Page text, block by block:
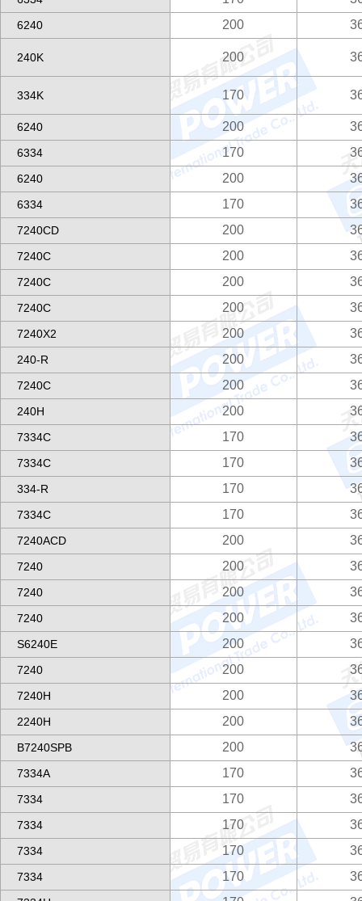
6240 200
240K 200
334K 170
6240 200
6334 170
6240 200
6334 170
7240CD 200
7240C 200
7240C 200
7240C 200
7240X2 200
240-R 200
7240C 200
240H 200
7334C 170
7334C 170
334-R 170
7334C 170
7240ACD 200
7240 200
7240 200
7240 200
S6240E 200
7240 200
7240H 200
2240H 200
B7240SPB 200
7334A 170
7334 170
7334 170
7334 170
7334 170